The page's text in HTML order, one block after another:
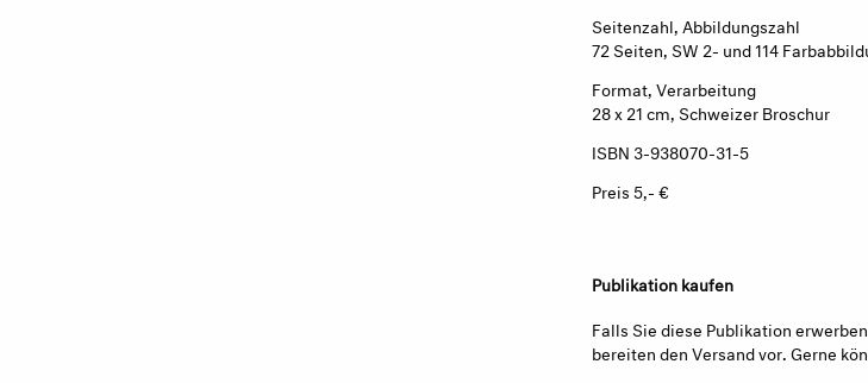
Seitenzahl, Abbildungszahl
72 Seiten, SW 2- und 114
Format, Verarbeitung
28 x 21 cm, Schweizer Broschur
ISBN 3-938070-31-5
Preis 5,- €
Publikation kaufen
Falls Sie diese Publikation
bereiten den Versand vor. Gerne